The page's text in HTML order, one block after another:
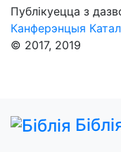
Публікуецца з
Канферэнцыя
© 2017, 2019